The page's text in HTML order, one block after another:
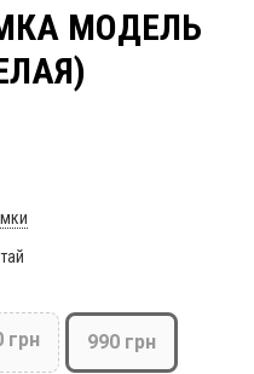
МОДЕЛЬ
грн 990 грн